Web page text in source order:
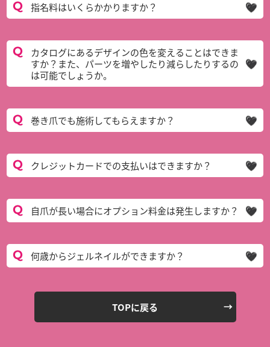
指名料はいくらかかりますか？
カタログにあるデザインの色を変えることはできま
すか？また、パーツを増やしたり減らしたりするの
は可能でしょうか。
巻き爪でも施術してもらえますか？
クレジットカードでの支払いはできますか？
自爪が長い場合にオプション料金は発生しますか？
何歳からジェルネイルができますか？
TOPに戻る